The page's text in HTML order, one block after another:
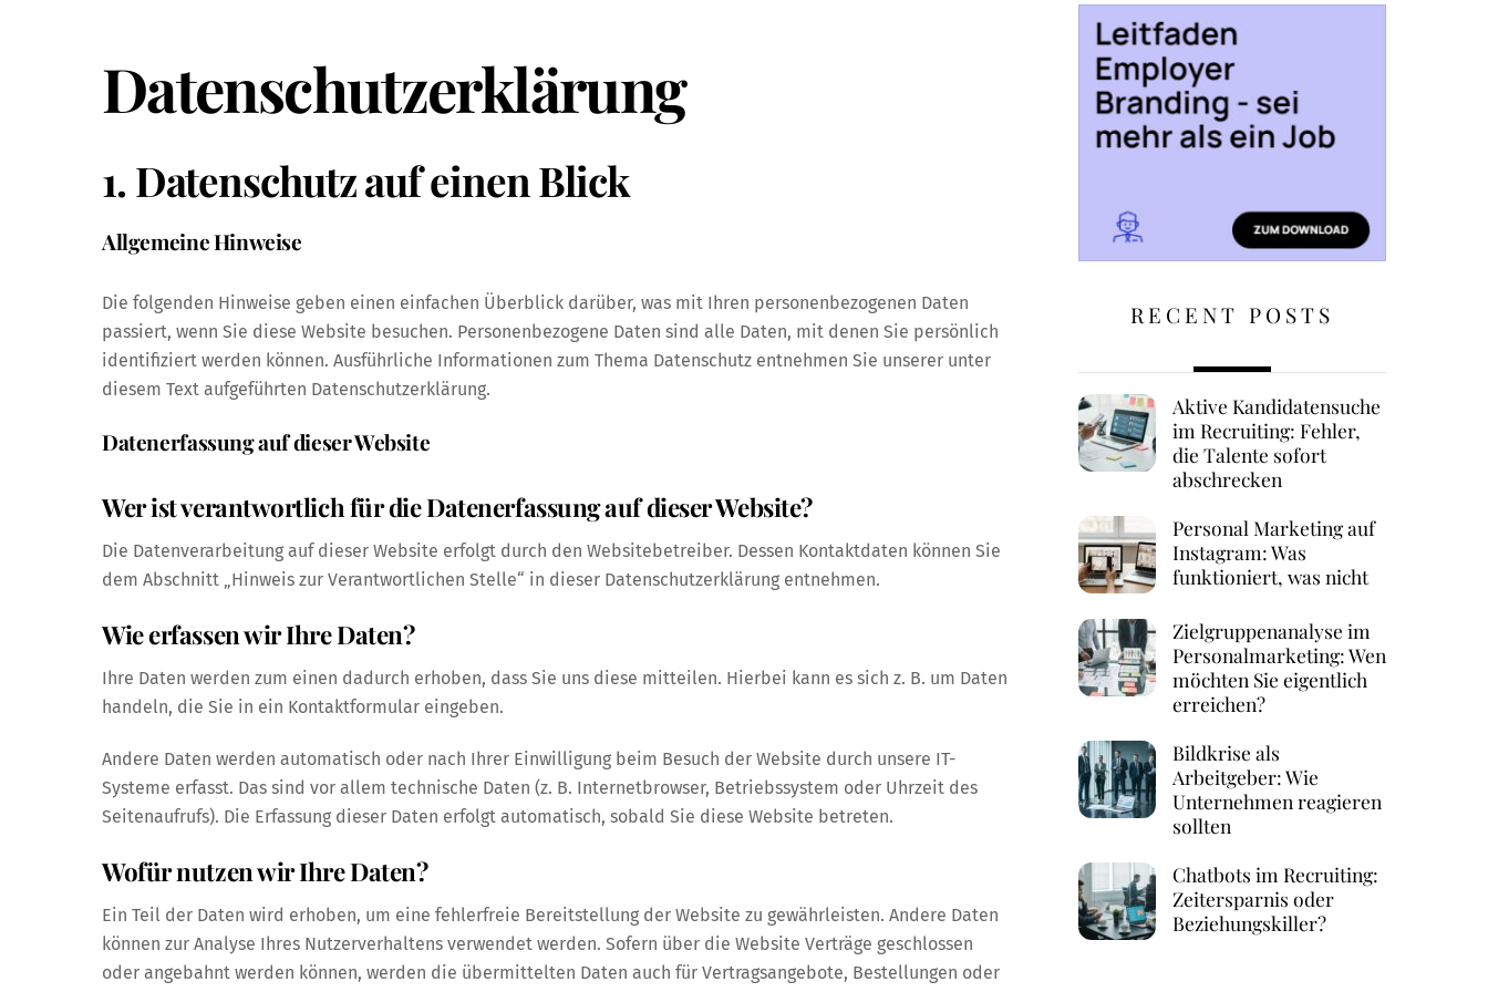
Datenschutz­erklärung
1. Datenschutz auf einen Blick
Allgemeine Hinweise
Die folgenden Hinweise geben einen einfachen Überblick darüber, was mit Ihren personenbezogenen Daten
passiert, wenn Sie diese Website besuchen. Personenbezogene Daten sind alle Daten, mit denen Sie persönlich
identifiziert werden können. Ausführliche Informationen zum Thema Datenschutz entnehmen Sie unserer unter
diesem Text aufgeführten Datenschutzerklärung.
Datenerfassung auf dieser Website
Wer ist verantwortlich für die Datenerfassung auf dieser Website?
Die Datenverarbeitung auf dieser Website erfolgt durch den Websitebetreiber. Dessen Kontaktdaten können Sie
dem Abschnitt „Hinweis zur Verantwortlichen Stelle“ in dieser Datenschutzerklärung entnehmen.
Wie erfassen wir Ihre Daten?
Ihre Daten werden zum einen dadurch erhoben, dass Sie uns diese mitteilen. Hierbei kann es sich z. B. um Daten
handeln, die Sie in ein Kontaktformular eingeben.
Andere Daten werden automatisch oder nach Ihrer Einwilligung beim Besuch der Website durch unsere IT-
Systeme erfasst. Das sind vor allem technische Daten (z. B. Internetbrowser, Betriebssystem oder Uhrzeit des
Seitenaufrufs). Die Erfassung dieser Daten erfolgt automatisch, sobald Sie diese Website betreten.
Wofür nutzen wir Ihre Daten?
Ein Teil der Daten wird erhoben, um eine fehlerfreie Bereitstellung der Website zu gewährleisten. Andere Daten
können zur Analyse Ihres Nutzerverhaltens verwendet werden. Sofern über die Website Verträge geschlossen
oder angebahnt werden können, werden die übermittelten Daten auch für Vertragsangebote, Bestellungen oder
RECENT POSTS
Aktive Kandidatensuche
im Recruiting: Fehler,
die Talente sofort
abschrecken
Personal Marketing auf
Instagram: Was
funktioniert, was nicht
Zielgruppenanalyse im
Personalmarketing: Wen
möchten Sie eigentlich
erreichen?
Bildkrise als
Arbeitgeber: Wie
Unternehmen reagieren
sollten
Chatbots im Recruiting:
Zeitersparnis oder
Beziehungskiller?